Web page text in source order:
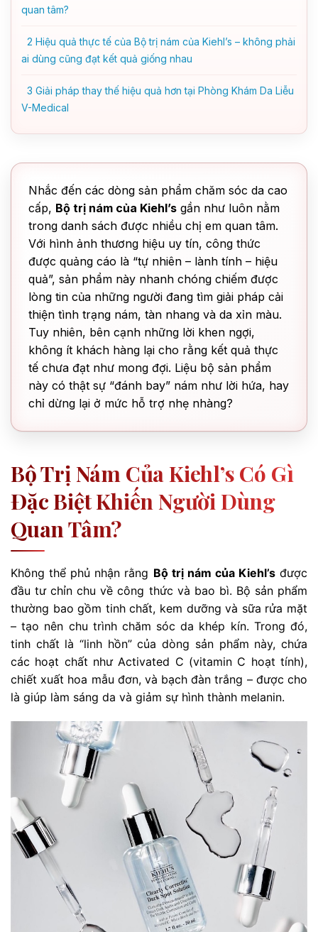
quan tâm?
2 Hiệu quả thực tế của Bộ trị nám của Kiehl’s – không phải
ai dùng cũng đạt kết quả giống nhau
3 Giải pháp thay thế hiệu quả hơn tại Phòng Khám Da Liễu
V-Medical
Nhắc đến các dòng sản phẩm chăm sóc da cao
cấp, Bộ trị nám của Kiehl’s gần như luôn nằm
trong danh sách được nhiều chị em quan tâm.
Với hình ảnh thương hiệu uy tín, công thức
được quảng cáo là “tự nhiên – lành tính – hiệu
quả”, sản phẩm này nhanh chóng chiếm được
lòng tin của những người đang tìm giải pháp cải
thiện tình trạng nám, tàn nhang và da xỉn màu.
Tuy nhiên, bên cạnh những lời khen ngợi,
không ít khách hàng lại cho rằng kết quả thực
tế chưa đạt như mong đợi. Liệu bộ sản phẩm
này có thật sự “đánh bay” nám như lời hứa, hay
chỉ dừng lại ở mức hỗ trợ nhẹ nhàng?
Bộ Trị Nám Của Kiehl’s Có Gì
Đặc Biệt Khiến Người Dùng
Quan Tâm?
Không thể phủ nhận rằng Bộ trị nám của Kiehl’sđược
đầu tư chỉn chu về công thức và bao bì. Bộ sản phẩm
thường bao gồm tinh chất, kem dưỡng và sữa rửa mặt
– tạo nên chu trình chăm sóc da khép kín. Trong đó,
tinh chất là “linh hồn” của dòng sản phẩm này, chứa
các hoạt chất như Activated C (vitamin C hoạt tính),
chiết xuất hoa mẫu đơn, và bạch đàn trắng – được cho
là giúp làm sáng da và giảm sự hình thành melanin.